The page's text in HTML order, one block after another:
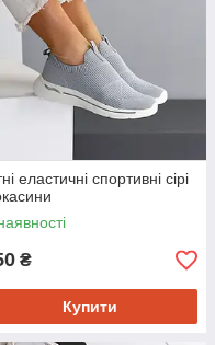
еластичні спортивні сірі
₴
Купити